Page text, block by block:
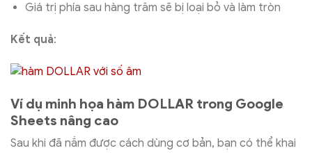
Giá trị phía sau hàng trăm sẽ bị loại bỏ và làm tròn
Kết quả:
Ví dụ minh họa hàm DOLLAR trong Google
Sheets nâng cao
Sau khi đã nắm được cách dùng cơ bản, bạn có thể khai